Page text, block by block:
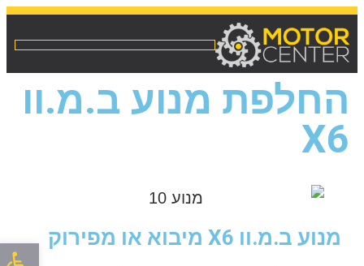
פתח
החלפת מנוע ב.מ.וו
X6
מנוע ב.מ.וו X6 מיבוא או מפירוק